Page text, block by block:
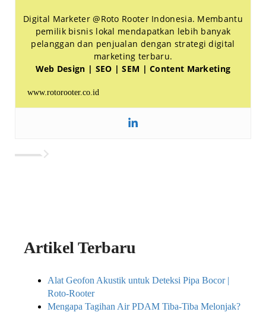
Digital Marketer @Roto Rooter Indonesia. Membantu
pemilik bisnis lokal mendapatkan lebih banyak
pelanggan dan penjualan dengan strategi digital
marketing terbaru.
Web Design | SEO | SEM | Content Marketing
www.rotorooter.co.id
Artikel Terbaru
Alat Geofon Akustik untuk Deteksi Pipa Bocor |
Roto-Rooter
Mengapa Tagihan Air PDAM Tiba-Tiba Melonjak?